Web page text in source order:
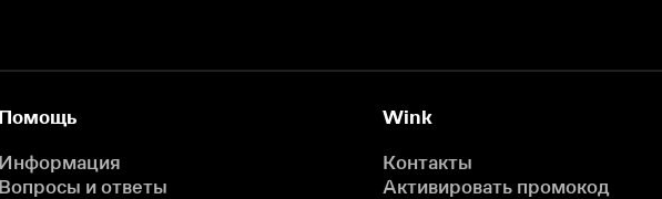
Помощь
Информация
Вопросы и ответы
Wink
Контакты
Активировать промокод